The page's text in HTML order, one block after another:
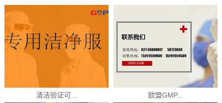
清洁验证可... 欧盟GMP...